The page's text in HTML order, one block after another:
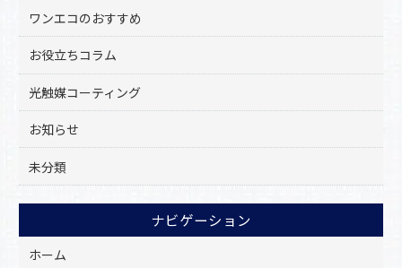
ワンエコのおすすめ
お役立ちコラム
光触媒コーティング
お知らせ
未分類
ナビゲーション
ホーム